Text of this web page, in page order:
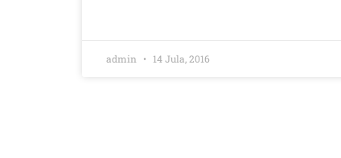
admin 14 Jula, 2016